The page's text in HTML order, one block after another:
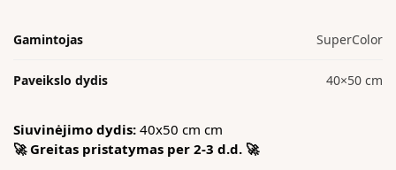
Gamintojas SuperColor
Paveikslo dydis 40×50 cm
Siuvinėjimo dydis: 40x50 cm cm
🚀 Greitas pristatymas per 2-3 d.d. 🚀